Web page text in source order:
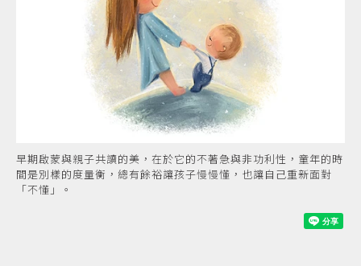
早期啟蒙與親子共讀的美，在於它的不著急與非功利性，童年的時
間是別樣的度量衡，總有餘裕讓孩子慢慢懂，也讓自己重新面對
「不懂」。